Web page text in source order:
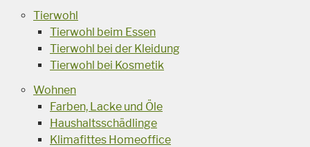
Tierwohl
Tierwohl beim Essen
Tierwohl bei der Kleidung
Tierwohl bei Kosmetik
Wohnen
Farben, Lacke und Öle
Haushaltsschädlinge
Klimafittes Homeoffice